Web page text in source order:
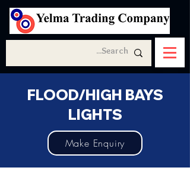
FLOOD/HIGH BAYS
LIGHTS
Make Enquiry